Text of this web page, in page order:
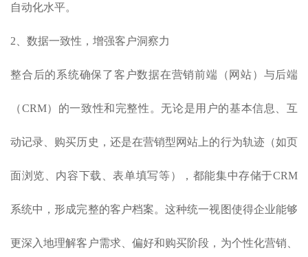
自动化水平。
2、数据一致性，增强客户洞察力
整合后的系统确保了客户数据在营销前端（网站）与后端
（CRM）的一致性和完整性。无论是用户的基本信息、互
动记录、购买历史，还是在营销型网站上的行为轨迹（如页
面浏览、内容下载、表单填写等），都能集中存储于CRM
系统中，形成完整的客户档案。这种统一视图使得企业能够
更深入地理解客户需求、偏好和购买阶段，为个性化营销、